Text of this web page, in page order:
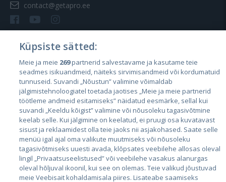
contact@getapro.ee
Riigid
Eesti
Läti
Leedu
Küpsiste sätted:
Meie ja meie 269partnerid salvestavame ja kasutame teie
seadmes isikuandmeid, näiteks sirvimisandmeid või kordumatuid
tunnuseid. Suvandi „Nõustun” valimine võimaldab
jälgimistehnoloogiatel toetada jaotises „Meie ja meie partnerid
töötleme andmeid esitamiseks” näidatud eesmärke, sellal kui
suvandi „Keeldu kõigist” valimine või nõusoleku tagasivõtmine
keelab selle. Kui jälgimine on keelatud, ei pruugi osa kuvatavast
sisust ja reklaamidest olla teie jaoks nii asjakohased. Saate selle
menüü igal ajal oma valikute muutmiseks või nõusoleku
tagasivõtmiseks uuesti avada, klõpsates veebilehe allosas oleval
lingil „Privaatsuseelistused” või veebilehe vasakus alanurgas
oleval hõljuval ikoonil, kui see on olemas. Teie valikud jõustuvad
meie Veebisait kohaldamisala piires. Lisateabe saamiseks